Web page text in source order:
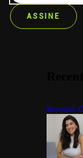
ASSINE
Receita: